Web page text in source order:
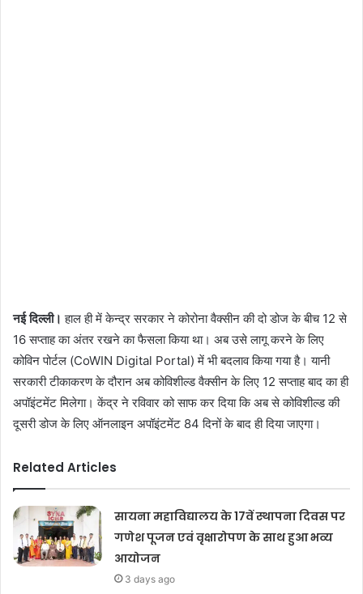
नई दिल्ली। हाल ही में केन्द्र सरकार ने कोरोना वैक्सीन की दो डोज के बीच 12 से
16 सप्ताह का अंतर रखने का फैसला किया था। अब उसे लागू करने के लिए
कोविन पोर्टल (CoWIN Digital Portal) में भी बदलाव किया गया है। यानी
सरकारी टीकाकरण के दौरान अब कोविशील्ड वैक्सीन के लिए 12 सप्ताह बाद का ही
अपॉइंटमेंट मिलेगा। केंद्र ने रविवार को साफ कर दिया कि अब से कोविशील्ड की
दूसरी डोज के लिए ऑनलाइन अपॉइंटमेंट 84 दिनों के बाद ही दिया जाएगा।
Related Articles
सायना महाविद्यालय के 17वें स्थापना दिवस पर
गणेश पूजन एवं वृक्षारोपण के साथ हुआ भव्य
आयोजन
3 days ago